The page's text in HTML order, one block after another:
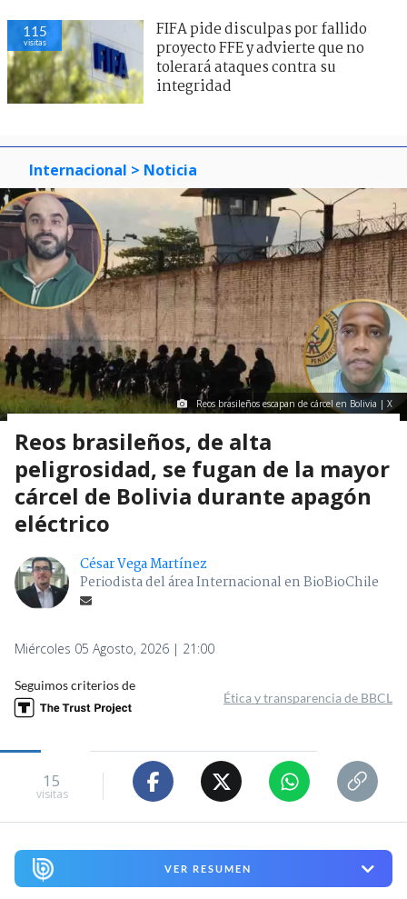
115
visitas
FIFA pide disculpas por fallido
proyecto FFE y advierte que no
tolerará ataques contra su
integridad
Internacional > Noticia
Reos brasileños escapan de cárcel en Bolivia | X
Reos brasileños, de alta
peligrosidad, se fugan de la mayor
cárcel de Bolivia durante apagón
eléctrico
César Vega Martínez
Periodista del área Internacional en BioBioChile
Miércoles 05 Agosto, 2026 | 21:00
Seguimos criterios de
Ética y transparencia de BBCL
15
visitas
VER RESUMEN